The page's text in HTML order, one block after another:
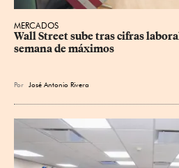
MERCADOS
Wall Street sube tras cifras
semana de máximos
Por José Antonio Rivera